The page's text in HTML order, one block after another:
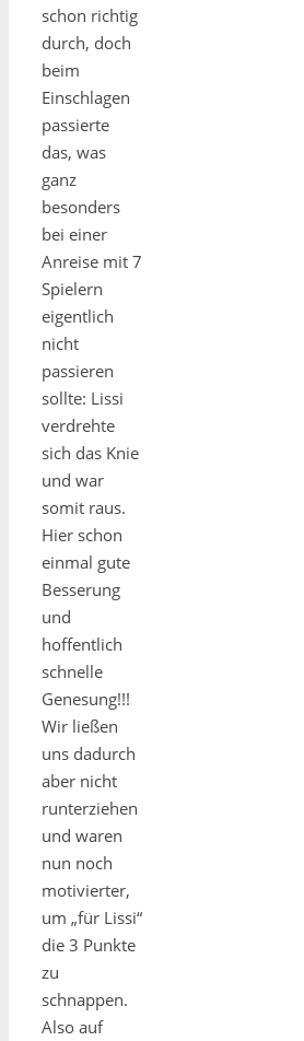
schon richtig
durch, doch
beim
Einschlagen
passierte
das, was
ganz
besonders
bei einer
Anreise mit 7
Spielern
eigentlich
nicht
passieren
sollte: Lissi
verdrehte
sich das Knie
und war
somit raus.
Hier schon
einmal gute
Besserung
und
hoffentlich
schnelle
Genesung!!!
Wir ließen
uns dadurch
aber nicht
runterziehen
und waren
nun noch
motivierter,
um „für Lissi“
die 3 Punkte
zu
schnappen.
Also auf